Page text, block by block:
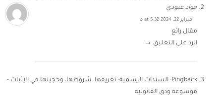
جواد عبودي
فبراير 22, 2024 at 5:32 م
مقال رائع
الرد على التعليق →
Pingback: السندات الرسمية: تعريفها، شروطها، وحجيتها في الإثبات -
موسوعة ودق القانونية